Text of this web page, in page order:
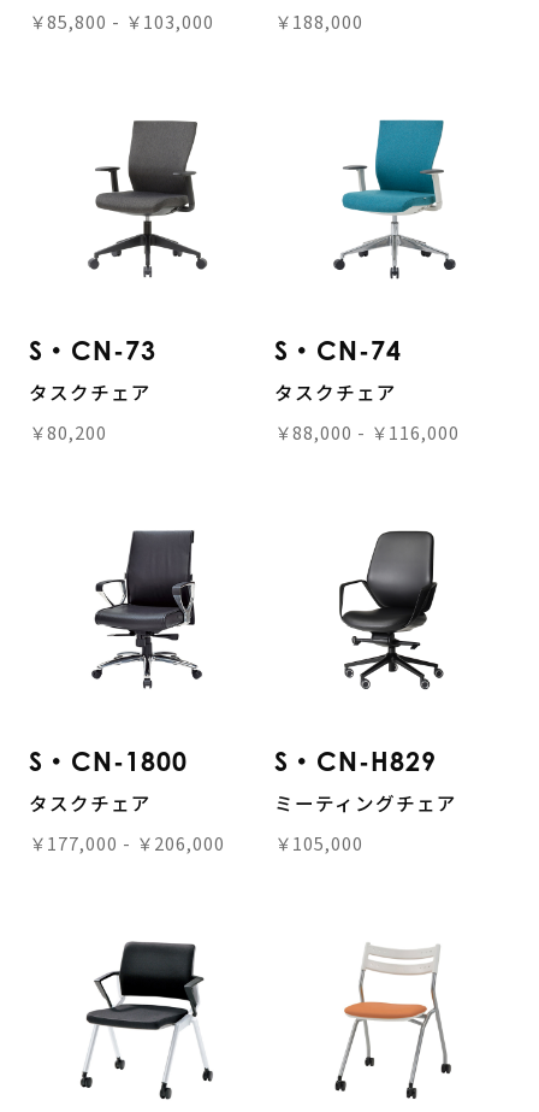
￥85,800 - ￥103,000 ￥188,000
S・CN-73
タスクチェア
￥80,200
S・CN-74
タスクチェア
￥88,000 - ￥116,000
S・CN-1800
タスクチェア
￥177,000 - ￥206,000
S・CN-H829
ミーティングチェア
￥105,000